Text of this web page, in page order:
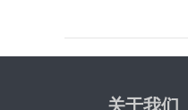
关于我们